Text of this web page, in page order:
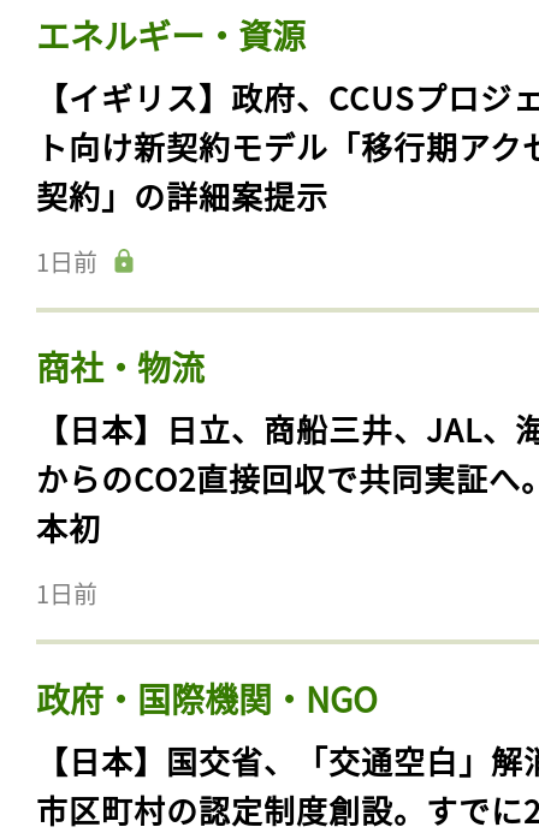
エネルギー・資源
【イギリス】政府、CCUSプロジ
ト向け新契約モデル「移行期アク
契約」の詳細案提示
1日前
商社・物流
【日本】日立、商船三井、JAL、
からのCO2直接回収で共同実証へ
本初
1日前
政府・国際機関・NGO
【日本】国交省、「交通空白」解
市区町村の認定制度創設。すでに